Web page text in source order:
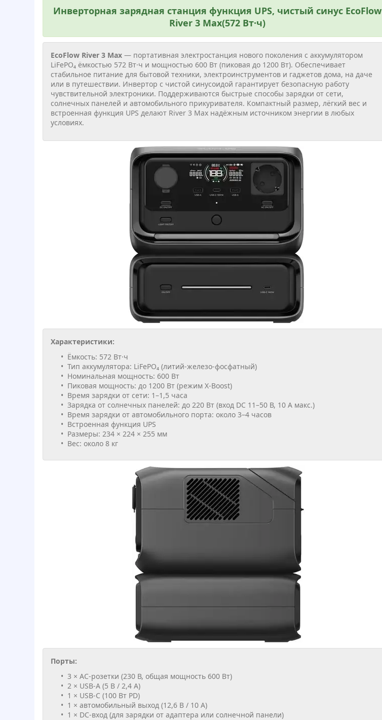
Инверторная зарядная станция функция UPS, чистый синус EcoFlow
River 3 Max(572 Вт·ч)
EcoFlow River 3 Max — портативная электростанция нового поколения с аккумулятором
LiFePO₄ ёмкостью 572 Вт·ч и мощностью 600 Вт (пиковая до 1200 Вт). Обеспечивает
стабильное питание для бытовой техники, электроинструментов и гаджетов дома, на даче
или в путешествии. Инвертор с чистой синусоидой гарантирует безопасную работу
чувствительной электроники. Поддерживаются быстрые способы зарядки от сети,
солнечных панелей и автомобильного прикуривателя. Компактный размер, лёгкий вес и
встроенная функция UPS делают River 3 Max надёжным источником энергии в любых
условиях.
Характеристики:
Ёмкость: 572 Вт·ч
Тип аккумулятора: LiFePO₄ (литий-железо-фосфатный)
Номинальная мощность: 600 Вт
Пиковая мощность: до 1200 Вт (режим X-Boost)
Время зарядки от сети: 1–1,5 часа
Зарядка от солнечных панелей: до 220 Вт (вход DC 11–50 В, 10 А макс.)
Время зарядки от автомобильного порта: около 3–4 часов
Встроенная функция UPS
Размеры: 234 × 224 × 255 мм
Вес: около 8 кг
Порты:
3 × AC-розетки (230 В, общая мощность 600 Вт)
2 × USB-A (5 В / 2,4 А)
1 × USB-C (100 Вт PD)
1 × автомобильный выход (12,6 В / 10 А)
1 × DC-вход (для зарядки от адаптера или солнечной панели)